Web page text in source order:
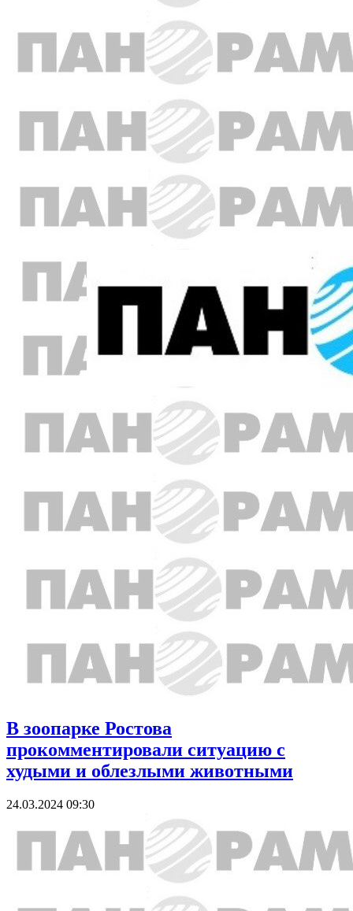
В зоопарке Ростова
прокомментировали ситуацию с
худыми и облезлыми животными
24.03.2024 09:30